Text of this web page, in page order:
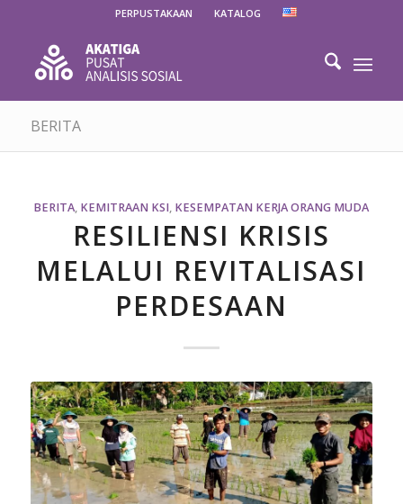
PERPUSTAKAAN KATALOG
BERITA
BERITA, KEMITRAAN KSI, KESEMPATAN KERJA ORANG MUDA
RESILIENSI KRISIS
MELALUI REVITALISASI
PERDESAAN